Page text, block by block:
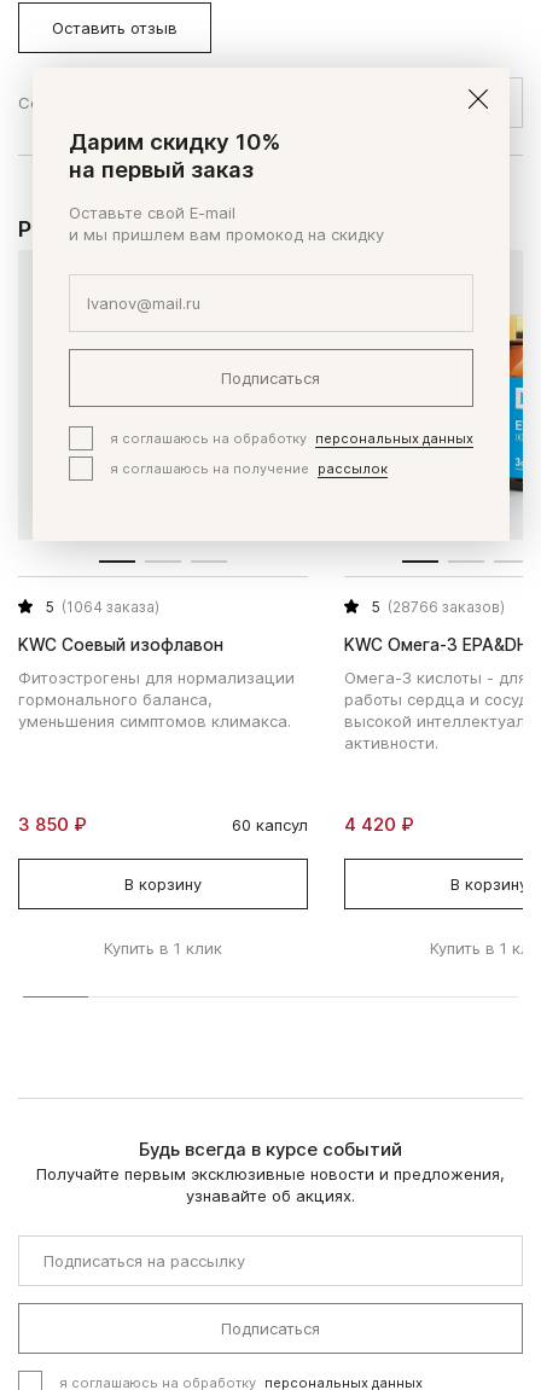
Оставить отзыв
Сортировать по:
Рекомендуем
5 (1064 заказа)
KWC Соевый изофлавон
Фитоэстрогены для нормализации
гормонального баланса,
уменьшения симптомов климакса.
3 850 ₽ 60 капсул
В корзину
Купить в 1 клик
5 (28766 заказов)
KWC Омега-3 EPA&DHA
Омега-3 кислоты - для
работы сердца и
высокой
активности.
4 420 ₽
В корзину
Купить в 1
Будь всегда в курсе событий
Получайте первым эксклюзивные новости и предложения,
узнавайте об акциях.
Подписаться
я соглашаюсь на обработку персональных данных
Дарим скидку 10%
на первый заказ
Оставьте свой E-mail
и мы пришлем вам промокод на скидку
Подписаться
я соглашаюсь на обработку
персональных данных
я соглашаюсь на получение
рассылок